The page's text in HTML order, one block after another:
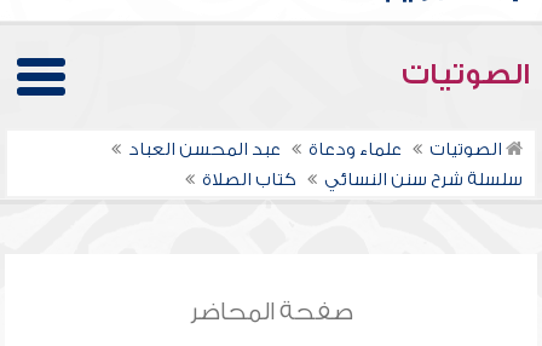
الصوتيات
الصوتيات علماء ودعاة
عبد المحسن العباد
سلسلة شرح سنن النسائي
كتاب الصلاة
صفحة المحاضر